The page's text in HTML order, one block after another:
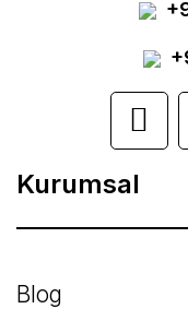
Ürün resmi
Ürün
Ürün
Ürün fiyatı
Bu ürüne
Kurumsal
Blog